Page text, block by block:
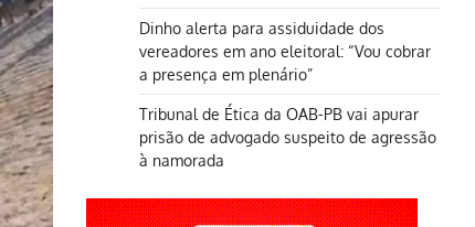
Dinho alerta para assiduidade dos
vereadores em ano eleitoral: “Vou cobrar
a presença em plenário”
Tribunal de Ética da OAB-PB vai apurar
prisão de advogado suspeito de agressão
à namorada